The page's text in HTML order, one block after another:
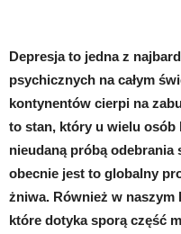
Depresja to jedna z
psychicznych na całym
kontynentów cierpi na
to stan, który u wielu
nieudaną próbą odebrania
obecnie jest to globalny
żniwa. Również w
które dotyka sporą część